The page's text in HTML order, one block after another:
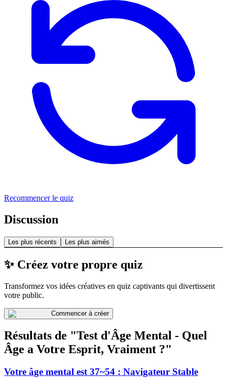
Recommencer le quiz
Discussion
Les plus récents Les plus aimés
✨ Créez votre propre quiz
Transformez vos idées créatives en quiz captivants qui divertissent
votre public.
Commencer à créer
Résultats de "Test d'Âge Mental - Quel
Âge a Votre Esprit, Vraiment ?"
Votre âge mental est 37~54 : Navigateur Stable